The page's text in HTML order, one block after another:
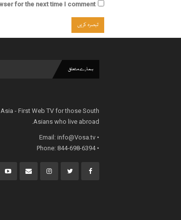
for the next time I comment.
ہمارے متعلق
- First Web TV for those South
Asians who live abroad.
• Email:
info@Vosa.tv
• Phone: 844-698-6394